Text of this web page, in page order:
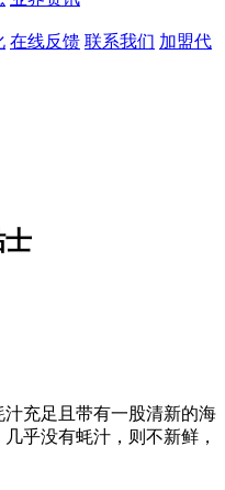
在线反馈 联系我们 加盟代
士
充足且带有一股清新的海
乎没有蚝汁，则不新鲜，